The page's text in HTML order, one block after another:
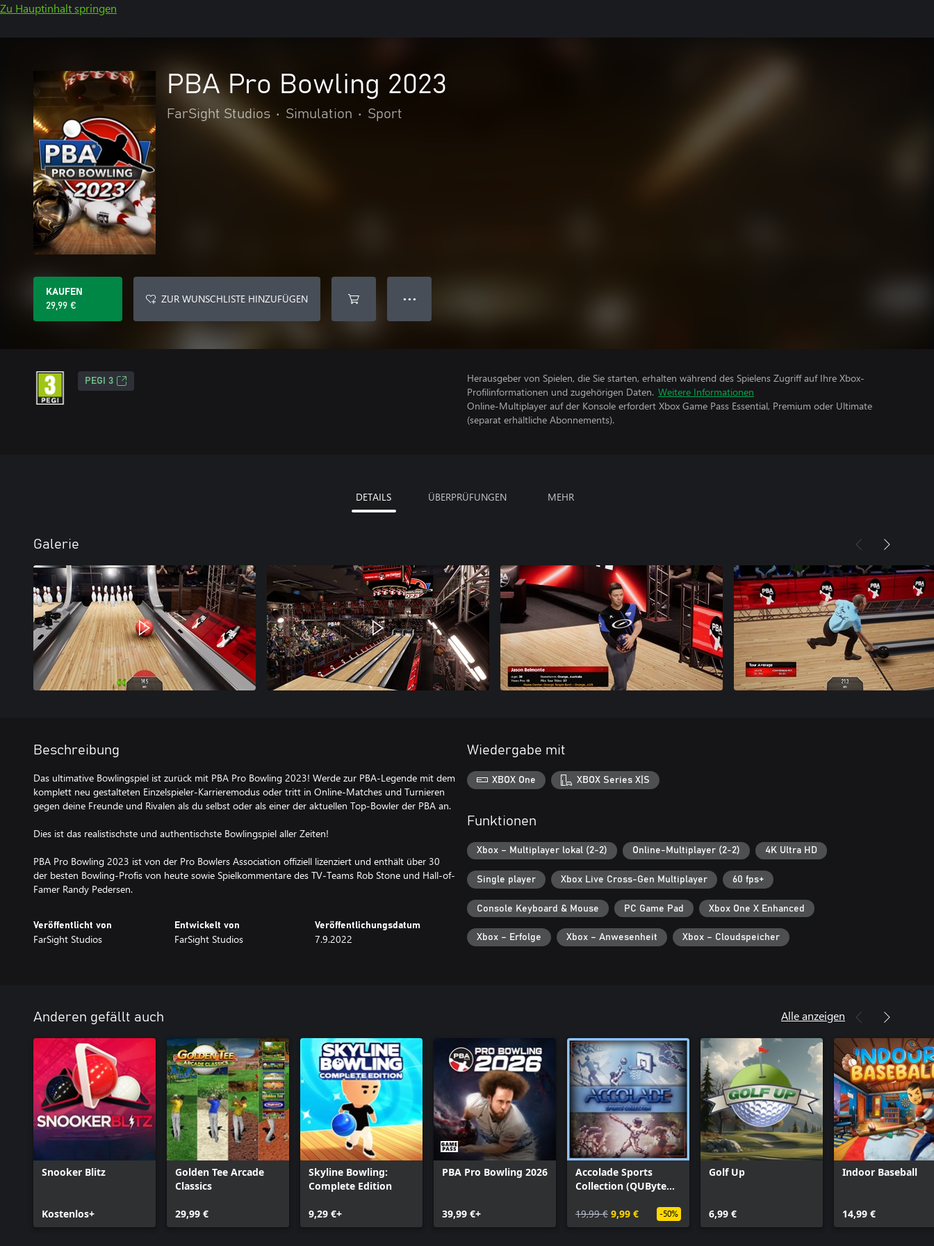
Zu Hauptinhalt springen
PBA Pro Bowling 2023
FarSight Studios • Simulation • Sport
KAUFEN
29,99 €
ZUR WUNSCHLISTE HINZUFÜGEN ● ● ●
PEGI 3
Herausgeber von Spielen, die Sie starten, erhalten während des Spielens Zugriff auf Ihre Xbox-
Profilinformationen und zugehörigen Daten. Weitere Informationen
Online-Multiplayer auf der Konsole erfordert Xbox Game Pass Essential, Premium oder Ultimate
(separat erhältliche Abonnements).
DETAILS ÜBERPRÜFUNGEN MEHR
Galerie
Beschreibung
Das ultimative Bowlingspiel ist zurück mit PBA Pro Bowling 2023! Werde zur PBA-Legende mit dem
komplett neu gestalteten Einzelspieler-Karrieremodus oder tritt in Online-Matches und Turnieren
gegen deine Freunde und Rivalen als du selbst oder als einer der aktuellen Top-Bowler der PBA an.
Dies ist das realistischste und authentischste Bowlingspiel aller Zeiten!
PBA Pro Bowling 2023 ist von der Pro Bowlers Association offiziell lizenziert und enthält über 30
der besten Bowling-Profis von heute sowie Spielkommentare des TV-Teams Rob Stone und Hall-of-
Famer Randy Pedersen.
Veröffentlicht von
FarSight Studios
Entwickelt von
FarSight Studios
Veröffentlichungsdatum
7.9.2022
Wiedergabe mit
XBOX One XBOX Series X|S
Funktionen
Xbox – Multiplayer lokal (2-2) Online-Multiplayer (2-2) 4K Ultra HD
Single player Xbox Live Cross-Gen Multiplayer 60 fps+
Console Keyboard & Mouse PC Game Pad Xbox One X Enhanced
Xbox – Erfolge Xbox – Anwesenheit Xbox – Cloudspeicher
Anderen gefällt auch Alle anzeigen
Snooker Blitz
Kostenlos+
Golden Tee Arcade
Classics
29,99 €
Skyline Bowling:
Complete Edition
9,29 €+
PBA Pro Bowling 2026
39,99 €+
Accolade Sports
Collection (QUByte
19,99 € 9,99 € -50%
Golf Up
6,99 €
Indoor Baseball
14,99 €